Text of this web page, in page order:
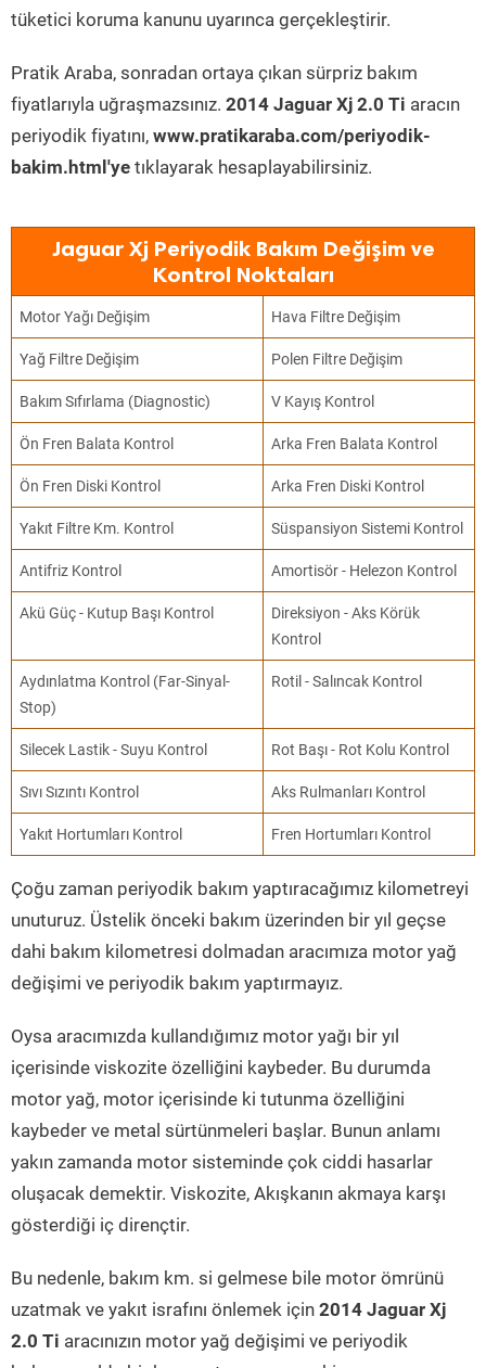
tüketici koruma kanunu uyarınca gerçekleştirir.
Pratik Araba, sonradan ortaya çıkan sürpriz bakım
fiyatlarıyla uğraşmazsınız. 2014 Jaguar Xj 2.0 Ti aracın
periyodik fiyatını, www.pratikaraba.com/periyodik-
bakim.html'ye tıklayarak hesaplayabilirsiniz.
Jaguar Xj Periyodik Bakım Değişim ve
Kontrol Noktaları
Motor Yağı Değişim Hava Filtre Değişim
Yağ Filtre Değişim Polen Filtre Değişim
Bakım Sıfırlama (Diagnostic) V Kayış Kontrol
Ön Fren Balata Kontrol Arka Fren Balata Kontrol
Ön Fren Diski Kontrol Arka Fren Diski Kontrol
Yakıt Filtre Km. Kontrol Süspansiyon Sistemi Kontrol
Antifriz Kontrol Amortisör - Helezon Kontrol
Akü Güç - Kutup Başı Kontrol
Direksiyon - Aks Körük
Kontrol
Aydınlatma Kontrol (Far-Sinyal-
Stop)
Rotil - Salıncak Kontrol
Silecek Lastik - Suyu Kontrol Rot Başı - Rot Kolu Kontrol
Sıvı Sızıntı Kontrol Aks Rulmanları Kontrol
Yakıt Hortumları Kontrol Fren Hortumları Kontrol
Çoğu zaman periyodik bakım yaptıracağımız kilometreyi
unuturuz. Üstelik önceki bakım üzerinden bir yıl geçse
dahi bakım kilometresi dolmadan aracımıza motor yağ
değişimi ve periyodik bakım yaptırmayız.
Oysa aracımızda kullandığımız motor yağı bir yıl
içerisinde viskozite özelliğini kaybeder. Bu durumda
motor yağ, motor içerisinde ki tutunma özelliğini
kaybeder ve metal sürtünmeleri başlar. Bunun anlamı
yakın zamanda motor sisteminde çok ciddi hasarlar
oluşacak demektir. Viskozite, Akışkanın akmaya karşı
gösterdiği iç dirençtir.
Bu nedenle, bakım km. si gelmese bile motor ömrünü
uzatmak ve yakıt israfını önlemek için 2014 Jaguar Xj
2.0 Ti aracınızın motor yağ değişimi ve periyodik